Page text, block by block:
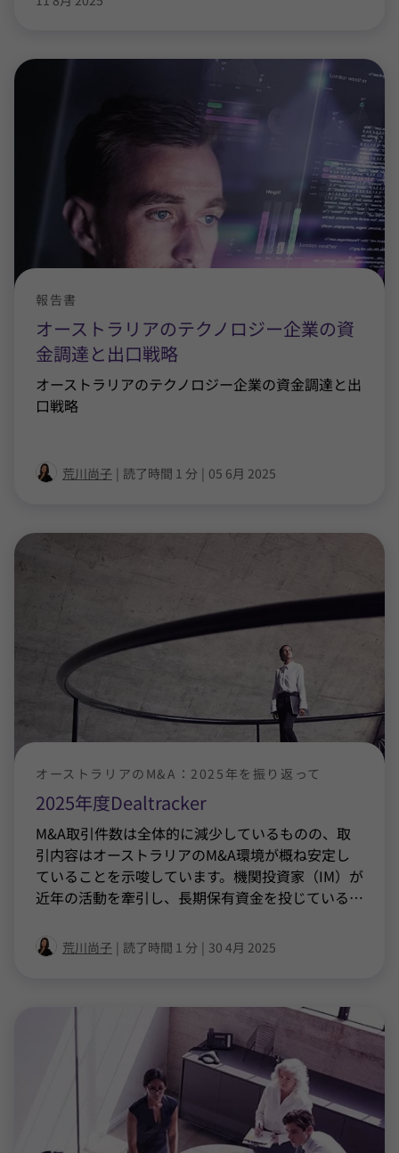
オーストラリアのテクノロジー企業の資
金調達と出口戦略
報告書
オーストラリアのテクノロジー企業の資金調達と出
口戦略
荒川尚子 | 読了時間 1 分 | 05 6月 2025
2025年度Dealtracker
オーストラリアのM&A：2025年を振り返って
M&A取引件数は全体的に減少しているものの、取
引内容はオーストラリアのM&A環境が概ね安定し
ていることを示唆しています。機関投資家（IM）が
近年の活動を牽引し、長期保有資金を投じている…
荒川尚子 | 読了時間 1 分 | 30 4月 2025